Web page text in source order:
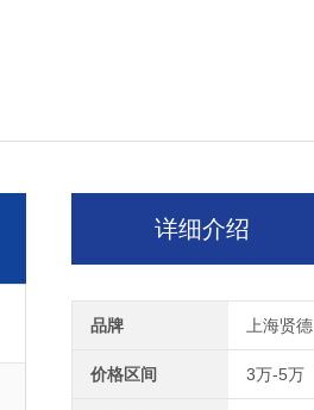
详细介绍
品牌 上海贤德
价格区间 3万-5万